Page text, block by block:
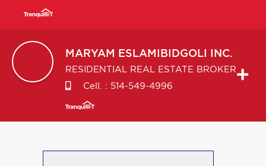
MARYAM ESLAMIBIDGOLI INC.
RESIDENTIAL REAL ESTATE BROKER
Cell. : 514-549-4996